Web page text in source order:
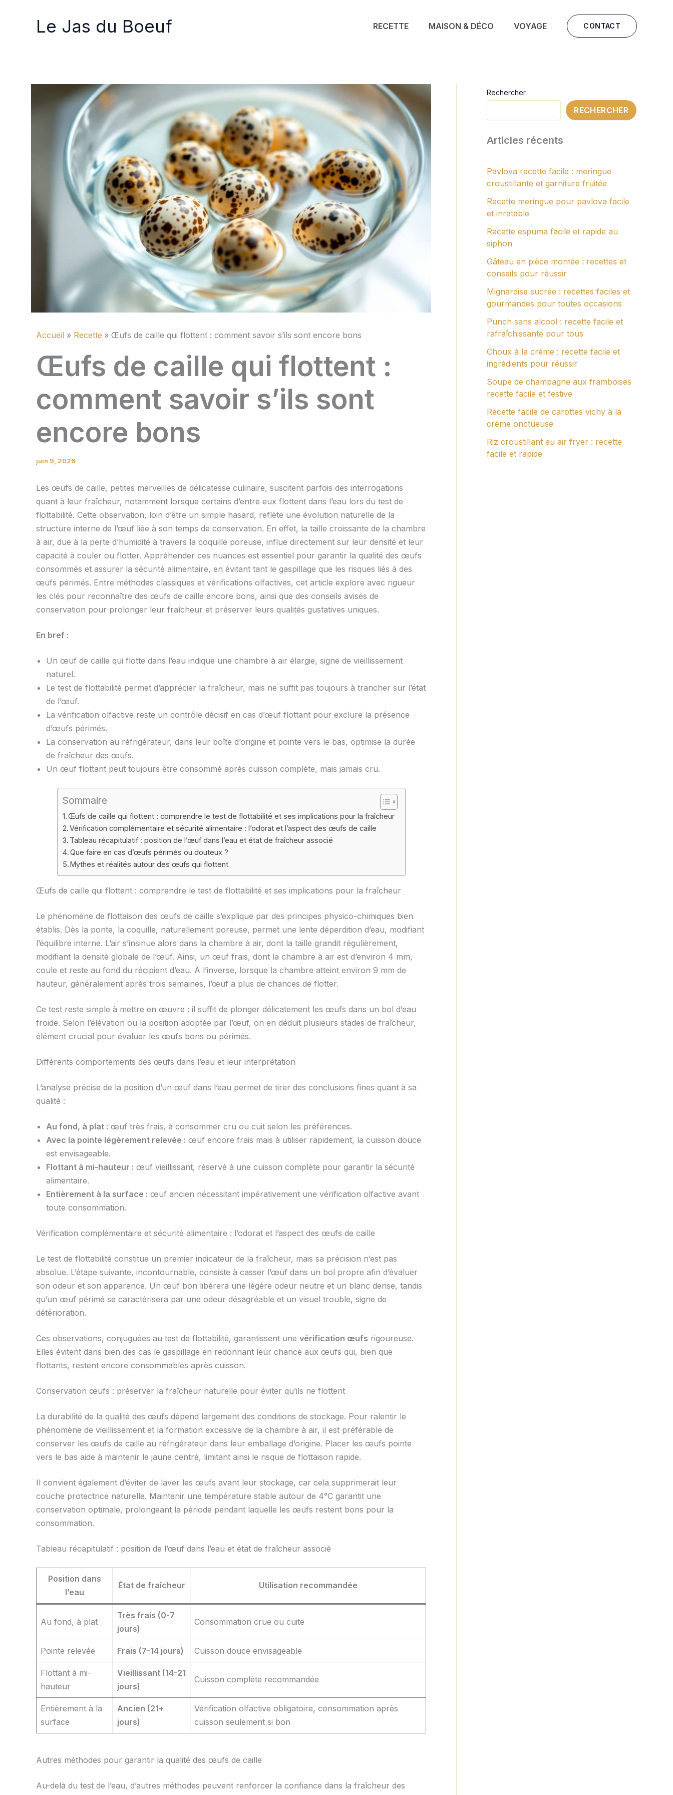
Le Jas du Boeuf RECETTE MAISON & DÉCO VOYAGE CONTACT
Accueil Recette Œufs de caille qui flottent : comment savoir s’ils sont encore bons
Œufs de caille qui flottent :
comment savoir s’ils sont
encore bons
juin 9, 2026
Les œufs de caille, petites merveilles de délicatesse culinaire, suscitent parfois des interrogations
quant à leur fraîcheur, notamment lorsque certains d’entre eux flottent dans l’eau lors du test de
flottabilité. Cette observation, loin d’être un simple hasard, reflète une évolution naturelle de la
structure interne de l’œuf liée à son temps de conservation. En effet, la taille croissante de la chambre
à air, due à la perte d’humidité à travers la coquille poreuse, influe directement sur leur densité et leur
capacité à couler ou flotter. Appréhender ces nuances est essentiel pour garantir la qualité des œufs
consommés et assurer la sécurité alimentaire, en évitant tant le gaspillage que les risques liés à des
œufs périmés. Entre méthodes classiques et vérifications olfactives, cet article explore avec rigueur
les clés pour reconnaître des œufs de caille encore bons, ainsi que des conseils avisés de
conservation pour prolonger leur fraîcheur et préserver leurs qualités gustatives uniques.
En bref :
Un œuf de caille qui flotte dans l’eau indique une chambre à air élargie, signe de vieillissement
naturel.
Le test de flottabilité permet d’apprécier la fraîcheur, mais ne suffit pas toujours à trancher sur l’état
de l’œuf.
La vérification olfactive reste un contrôle décisif en cas d’œuf flottant pour exclure la présence
d’œufs périmés.
La conservation au réfrigérateur, dans leur boîte d’origine et pointe vers le bas, optimise la durée
de fraîcheur des œufs.
Un œuf flottant peut toujours être consommé après cuisson complète, mais jamais cru.
Sommaire
Œufs de caille qui flottent : comprendre le test de flottabilité et ses implications pour la fraîcheur
Vérification complémentaire et sécurité alimentaire : l’odorat et l’aspect des œufs de caille
Tableau récapitulatif : position de l’œuf dans l’eau et état de fraîcheur associé
Que faire en cas d’œufs périmés ou douteux ?
Mythes et réalités autour des œufs qui flottent
Œufs de caille qui flottent : comprendre le test de flottabilité et ses implications pour la fraîcheur
Le phénomène de flottaison des œufs de caille s’explique par des principes physico-chimiques bien
établis. Dès la ponte, la coquille, naturellement poreuse, permet une lente déperdition d’eau, modifiant
l’équilibre interne. L’air s’insinue alors dans la chambre à air, dont la taille grandit régulièrement,
modifiant la densité globale de l’œuf. Ainsi, un œuf frais, dont la chambre à air est d’environ 4 mm,
coule et reste au fond du récipient d’eau. À l’inverse, lorsque la chambre atteint environ 9 mm de
hauteur, généralement après trois semaines, l’œuf a plus de chances de flotter.
Ce test reste simple à mettre en œuvre : il suffit de plonger délicatement les œufs dans un bol d’eau
froide. Selon l’élévation ou la position adoptée par l’œuf, on en déduit plusieurs stades de fraîcheur,
élément crucial pour évaluer les œufs bons ou périmés.
Différents comportements des œufs dans l’eau et leur interprétation
L’analyse précise de la position d’un œuf dans l’eau permet de tirer des conclusions fines quant à sa
qualité :
Au fond, à plat : œuf très frais, à consommer cru ou cuit selon les préférences.
Avec la pointe légèrement relevée : œuf encore frais mais à utiliser rapidement, la cuisson douce
est envisageable.
Flottant à mi-hauteur : œuf vieillissant, réservé à une cuisson complète pour garantir la sécurité
alimentaire.
Entièrement à la surface : œuf ancien nécessitant impérativement une vérification olfactive avant
toute consommation.
Vérification complémentaire et sécurité alimentaire : l’odorat et l’aspect des œufs de caille
Le test de flottabilité constitue un premier indicateur de la fraîcheur, mais sa précision n’est pas
absolue. L’étape suivante, incontournable, consiste à casser l’œuf dans un bol propre afin d’évaluer
son odeur et son apparence. Un œuf bon libérera une légère odeur neutre et un blanc dense, tandis
qu’un œuf périmé se caractérisera par une odeur désagréable et un visuel trouble, signe de
détérioration.
Ces observations, conjuguées au test de flottabilité, garantissent une vérification œufs rigoureuse.
Elles évitent dans bien des cas le gaspillage en redonnant leur chance aux œufs qui, bien que
flottants, restent encore consommables après cuisson.
Conservation œufs : préserver la fraîcheur naturelle pour éviter qu’ils ne flottent
La durabilité de la qualité des œufs dépend largement des conditions de stockage. Pour ralentir le
phénomène de vieillissement et la formation excessive de la chambre à air, il est préférable de
conserver les œufs de caille au réfrigérateur dans leur emballage d’origine. Placer les œufs pointe
vers le bas aide à maintenir le jaune centré, limitant ainsi le risque de flottaison rapide.
Il convient également d’éviter de laver les œufs avant leur stockage, car cela supprimerait leur
couche protectrice naturelle. Maintenir une température stable autour de 4°C garantit une
conservation optimale, prolongeant la période pendant laquelle les œufs restent bons pour la
consommation.
Tableau récapitulatif : position de l’œuf dans l’eau et état de fraîcheur associé
Position dans
l’eau
État de fraîcheur Utilisation recommandée
Au fond, à plat
Très frais (0-7
jours)
Consommation crue ou cuite
Pointe relevée Frais (7-14 jours) Cuisson douce envisageable
Flottant à mi-
hauteur
Vieillissant (14-21
jours)
Cuisson complète recommandée
Entièrement à la
surface
Ancien (21+
jours)
Vérification olfactive obligatoire, consommation après
cuisson seulement si bon
Autres méthodes pour garantir la qualité des œufs de caille
Au-delà du test de l’eau, d’autres méthodes peuvent renforcer la confiance dans la fraîcheur des
Rechercher
RECHERCHER
Articles récents
Pavlova recette facile : meringue
croustillante et garniture fruitée
Recette meringue pour pavlova facile
et inratable
Recette espuma facile et rapide au
siphon
Gâteau en pièce montée : recettes et
conseils pour réussir
Mignardise sucrée : recettes faciles et
gourmandes pour toutes occasions
Punch sans alcool : recette facile et
rafraîchissante pour tous
Choux à la crème : recette facile et
ingrédients pour réussir
Soupe de champagne aux framboises
recette facile et festive
Recette facile de carottes vichy à la
crème onctueuse
Riz croustillant au air fryer : recette
facile et rapide